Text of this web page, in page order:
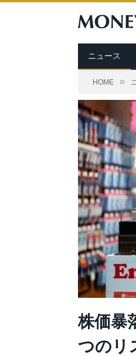
ニュース
HOME »
株価暴
つのリ